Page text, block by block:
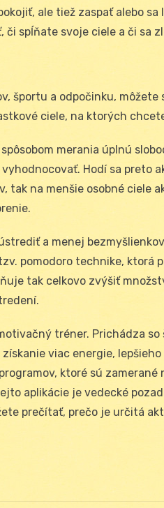
ale tiež zaspať alebo sa
spĺňate svoje ciele a či sa
športu a odpočinku, môžete
ciele, na ktorých
merania úplnú
Hodí sa preto
tak na menšie osobné ciele
a menej
pomodoro technike, ktorá
tak celkovo zvýšiť
tréner. Prichádza
viac energie, lepšieho
ktoré sú zamerané
aplikácie je vedecké
prečítať, prečo je určitá